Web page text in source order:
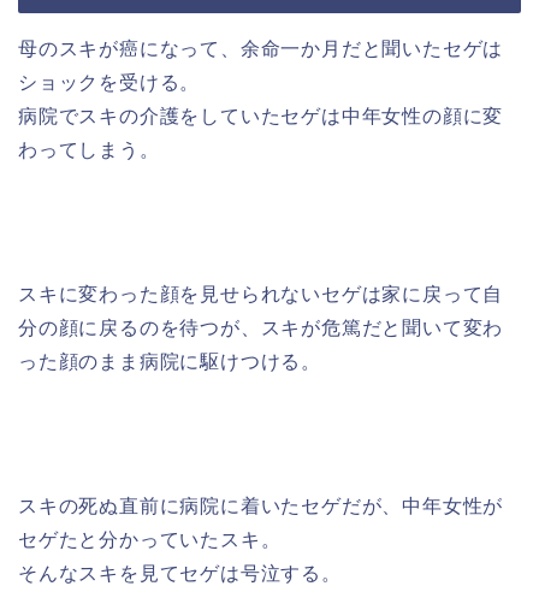
母のスキが癌になって、余命一か月だと聞いたセゲは
ショックを受ける。
病院でスキの介護をしていたセゲは中年女性の顔に変
わってしまう。
スキに変わった顔を見せられないセゲは家に戻って自
分の顔に戻るのを待つが、スキが危篤だと聞いて変わ
った顔のまま病院に駆けつける。
スキの死ぬ直前に病院に着いたセゲだが、中年女性が
セゲたと分かっていたスキ。
そんなスキを見てセゲは号泣する。